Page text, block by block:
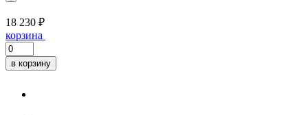
18 230 ₽
корзина
в корзину